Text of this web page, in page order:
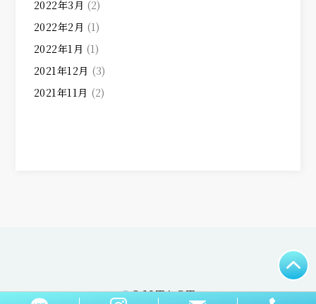
2022年3月 (2)
2022年2月 (1)
2022年1月 (1)
2021年12月 (3)
2021年11月 (2)
CONTACT